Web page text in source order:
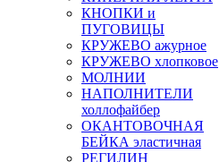
КНОПКИ и
ПУГОВИЦЫ
КРУЖЕВО ажурное
КРУЖЕВО хлопковое
МОЛНИИ
НАПОЛНИТЕЛИ
холлофайбер
ОКАНТОВОЧНАЯ
БЕЙКА эластичная
РЕГИЛИН